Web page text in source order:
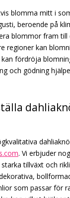
blomma mitt i
beroende på
blommor fram till
regioner kan
fördröja
och gödning
. Vi erbjuder
tillväxt och
som passar för